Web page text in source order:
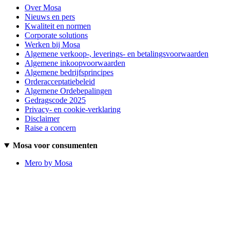
Over Mosa
Nieuws en pers
Kwaliteit en normen
Corporate solutions
Werken bij Mosa
Algemene verkoop-, leverings- en betalingsvoorwaarden
Algemene inkoopvoorwaarden
Algemene bedrijfsprincipes
Orderacceptatiebeleid
Algemene Ordebepalingen
Gedragscode 2025
Privacy- en cookie-verklaring
Disclaimer
Raise a concern
Mosa voor consumenten
Mero by Mosa